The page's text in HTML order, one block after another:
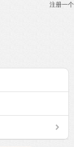
注册一个